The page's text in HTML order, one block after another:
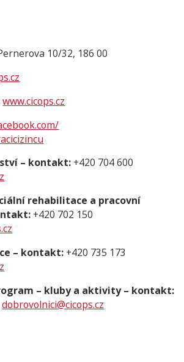
10/32, 186 00
www.cicops.cz
– kontakt: +420 704 600
rehabilitace a pracovní
+420 702 150
– kontakt: +420 735 173
– kluby a aktivity – kontakt:
dobrovolnici@cicops.cz